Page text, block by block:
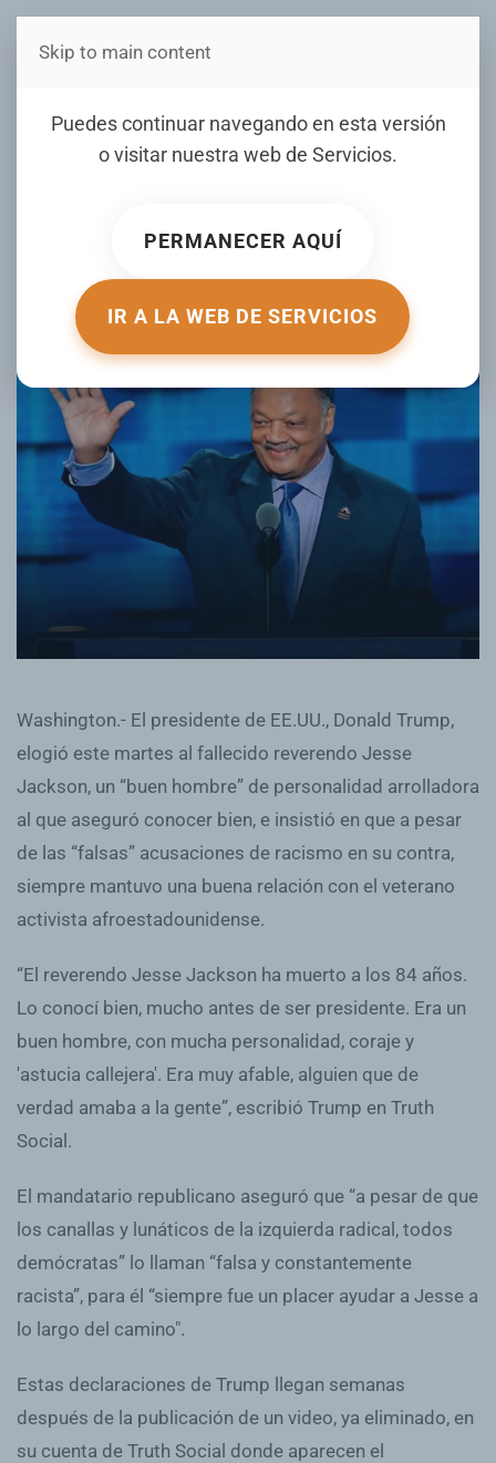
Estás en Telenord Medios
Puedes continuar navegando en esta versión
o visitar nuestra web de Servicios.
PERMANECER AQUÍ
IR A LA WEB DE SERVICIOS
Skip to main content
Trump elogia al fallecido
Jesse Jackson, un “buen
personalidad y coraje"
ESCRITO POR ELDIA EL
. PUBLICADO EN
INTERNACIONALES
Washington.- El presidente de EE.UU., Donald Trump,
elogió este martes al fallecido reverendo Jesse
Jackson, un “buen hombre” de personalidad arrolladora
al que aseguró conocer bien, e insistió en que a pesar
de las “falsas” acusaciones de racismo en su contra,
siempre mantuvo una buena relación con el veterano
activista afroestadounidense.
“El reverendo Jesse Jackson ha muerto a los 84 años.
Lo conocí bien, mucho antes de ser presidente. Era un
buen hombre, con mucha personalidad, coraje y
'astucia callejera'. Era muy afable, alguien que de
verdad amaba a la gente”, escribió Trump en Truth
Social.
El mandatario republicano aseguró que “a pesar de que
los canallas y lunáticos de la izquierda radical, todos
demócratas” lo llaman “falsa y constantemente
racista”, para él “siempre fue un placer ayudar a Jesse a
lo largo del camino".
Estas declaraciones de Trump llegan semanas
después de la publicación de un video, ya eliminado, en
su cuenta de Truth Social donde aparecen el